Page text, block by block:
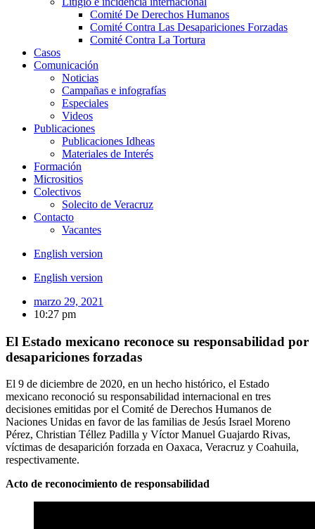
Comité De Derechos Humanos​
Comité Contra Las Desapariciones Forzadas
Comité Contra La Tortura​
Casos
Comunicación
Noticias
Campañas e infografías
Especiales
Videos
Publicaciones
Publicaciones Idheas
Materiales de Interés
Formación
Micrositios
Colectivos
Solecito de Veracruz
Contacto
Vacantes
English version
English version
marzo 29, 2021
10:27 pm
El Estado mexicano reconoce su responsabilidad por
desapariciones forzadas
El 9 de diciembre de 2020, en un hecho histórico, el Estado
mexicano reconoció su responsabilidad internacional en tres
decisiones emitidas por el Comité de Derechos Humanos de
Naciones Unidas en favor de las familias de Jesús Israel Moreno
Pérez, Christian Téllez Padilla y Víctor Manuel Guajardo Rivas,
víctimas de desaparición forzada en Oaxaca, Veracruz y Coahuila,
respectivamente.
Acto de reconocimiento de responsabilidad